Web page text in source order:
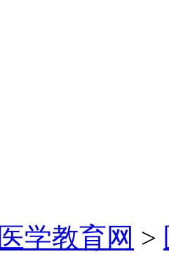
医学教育网 >